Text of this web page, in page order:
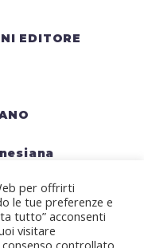
EDITORE
gigantesca
KANYE
MARTIN
per offrirti
le tue preferenze e
tutto” acconsenti
visitare
controllato.